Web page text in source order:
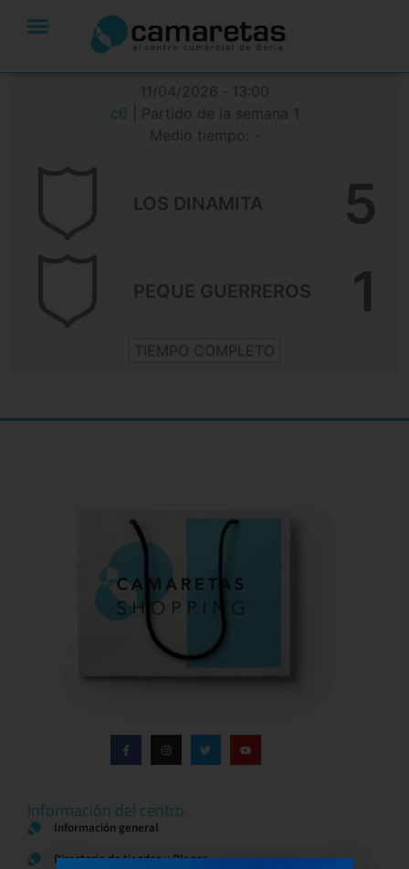
11/04/2026
13:00
c6
| Partido de la semana 1
Medio tiempo: -
LOS DINAMITA 5
PEQUE GUERREROS 1
TIEMPO COMPLETO
Información del centro
Información general
Directorio de tiendas y Planos